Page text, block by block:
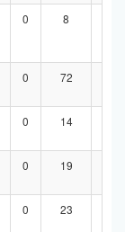
0 8
0 72
0 14
0 19
0 23